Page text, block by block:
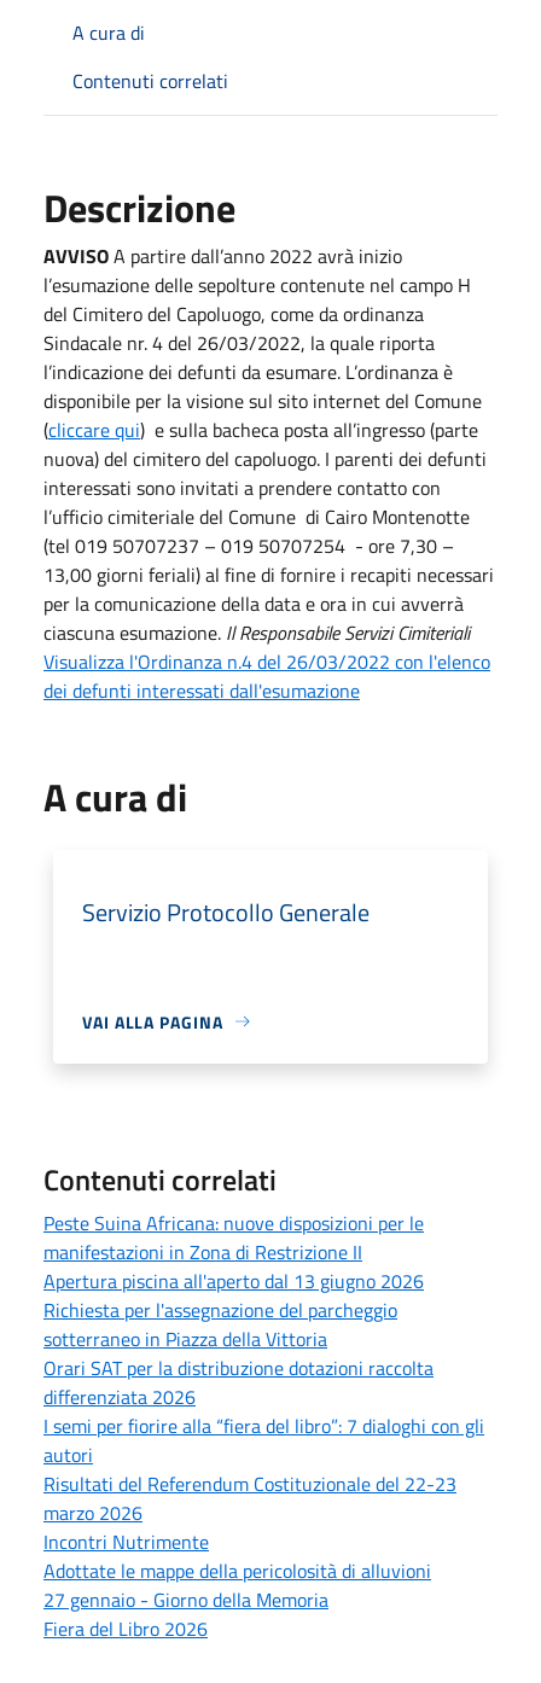
A cura di
Contenuti correlati
Descrizione
AVVISOA partire dall’anno 2022 avrà inizio
l’esumazione delle sepolture contenute nel campo H
del Cimitero del Capoluogo, come da ordinanza
Sindacale nr. 4 del 26/03/2022, la quale riporta
l’indicazione dei defunti da esumare. L’ordinanza è
disponibile per la visione sul sito internet del Comune
(cliccare qui) e sulla bacheca posta all’ingresso (parte
nuova) del cimitero del capoluogo. I parenti dei defunti
interessati sono invitati a prendere contatto con
l’ufficio cimiteriale del Comune di Cairo Montenotte
(tel 019 50707237 – 019 50707254 - ore 7,30 –
13,00 giorni feriali) al fine di fornire i recapiti necessari
per la comunicazione della data e ora in cui avverrà
ciascuna esumazione. Il Responsabile Servizi Cimiteriali
Visualizza l'Ordinanza n.4 del 26/03/2022 con l'elenco
dei defunti interessati dall'esumazione
A cura di
Servizio Protocollo Generale
VAI ALLA PAGINA
Contenuti correlati
Peste Suina Africana: nuove disposizioni per le
manifestazioni in Zona di Restrizione II
Apertura piscina all'aperto dal 13 giugno 2026
Richiesta per l'assegnazione del parcheggio
sotterraneo in Piazza della Vittoria
Orari SAT per la distribuzione dotazioni raccolta
differenziata 2026
I semi per fiorire alla “fiera del libro”: 7 dialoghi con gli
autori
Risultati del Referendum Costituzionale del 22-23
marzo 2026
Incontri Nutrimente
Adottate le mappe della pericolosità di alluvioni
27 gennaio - Giorno della Memoria
Fiera del Libro 2026